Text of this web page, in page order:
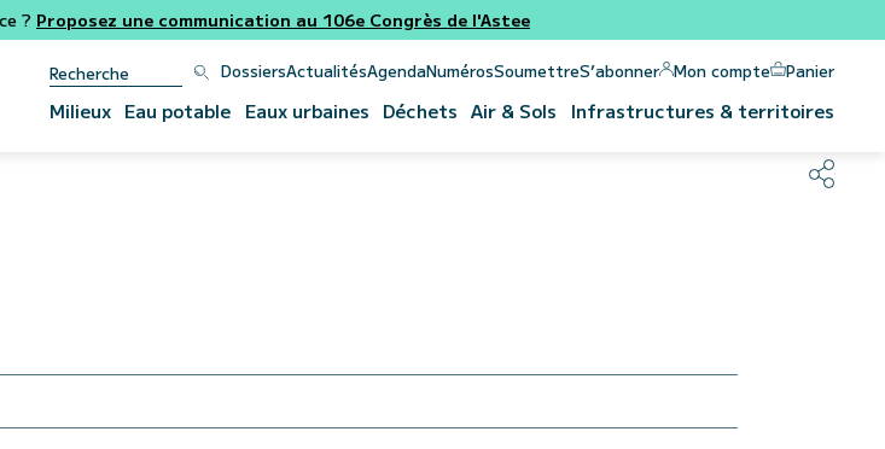
? Proposez une communication au 106e Congrès de l'Astee
DossiersActualitésAgendaNumérosSoumettreS’abonner Mon compte Panier
Milieux Eau potable Eaux urbaines Déchets Air & Sols Infrastructures & territoires